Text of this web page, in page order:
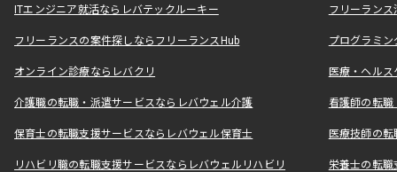
ITエンジニア就活ならレバテックルーキー フリーラン
フリーランスの案件探しならフリーランスHub プログラミ
オンライン診療ならレバクリ 医療・ヘル
介護職の転職・派遣サービスならレバウェル介護 看護師の転
保育士の転職支援サービスならレバウェル保育士 医療技師の
リハビリ職の転職支援サービスならレバウェルリハビリ 栄養士の転